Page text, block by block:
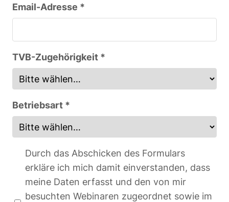
Email-Adresse *
TVB-Zugehörigkeit *
Betriebsart *
Durch das Abschicken des Formulars
erkläre ich mich damit einverstanden, dass
meine Daten erfasst und den von mir
besuchten Webinaren zugeordnet sowie im